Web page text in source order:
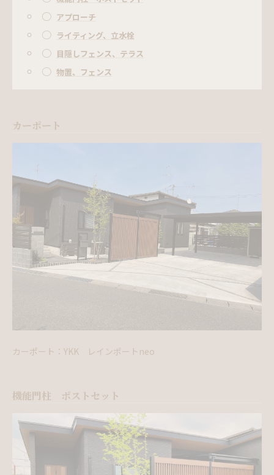
○ アプローチ
○ ライティング、立水栓
○ 目隠しフェンス、テラス
○ 物置、フェンス
カーポート
カーポート：YKK レインポートneo
機能門柱 ポストセット